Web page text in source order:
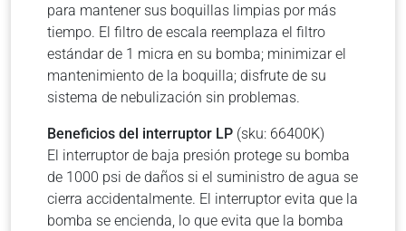
para mantener sus boquillas limpias por más
tiempo. El filtro de escala reemplaza el filtro
estándar de 1 micra en su bomba; minimizar el
mantenimiento de la boquilla; disfrute de su
sistema de nebulización sin problemas.
Beneficios del interruptor LP (sku: 66400K)
El interruptor de baja presión protege su bomba
de 1000 psi de daños si el suministro de agua se
cierra accidentalmente. El interruptor evita que la
bomba se encienda, lo que evita que la bomba